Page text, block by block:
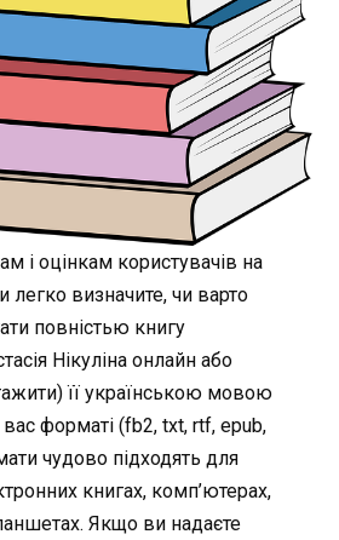
і оцінкам користувачів на
легко визначите, чи варто
повністью книгу
Нікуліна онлайн або
її українською мовою
форматі (fb2, txt, rtf, epub,
чудово підходять для
книгах, комп’ютерах,
Якщо ви надаєте